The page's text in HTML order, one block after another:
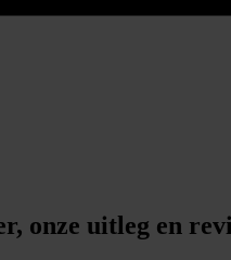
onze uitleg en